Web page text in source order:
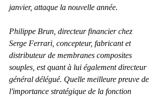
janvier, attaque la nouvelle année.
Philippe Brun, directeur financier chez
Serge Ferrari, concepteur, fabricant et
distributeur de membranes composites
souples, est quant à lui également directeur
général délégué. Quelle meilleure preuve de
l'importance stratégique de la fonction